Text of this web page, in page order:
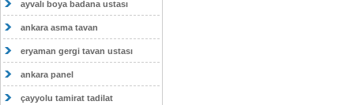
ayvalı boya badana ustası
ankara asma tavan
eryaman gergi tavan ustası
ankara panel
çayyolu tamirat tadilat